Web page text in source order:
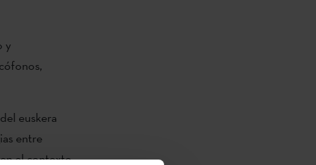
y
euskera
entre
el contexto